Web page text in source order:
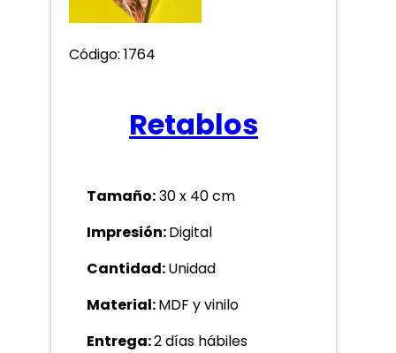
Código: 1764
Retablos
Tamaño:30 x 40 cm
Impresión:Digital
Cantidad:Unidad
Material:MDF y vinilo
Entrega:2 días hábiles